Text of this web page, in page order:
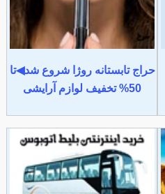
حراج تابستانه روژا شروع شد◀تا
50% تخفیف لوازم آرایشی